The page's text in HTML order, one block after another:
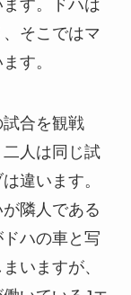
す。ドハは
そこではマ
す。
合を観戦
人は同じ試
違います。
隣人である
ハの車と写
いますが、